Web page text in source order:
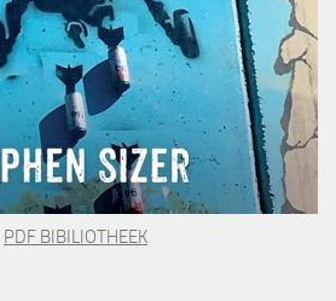
PDF BIBILIOTHEEK